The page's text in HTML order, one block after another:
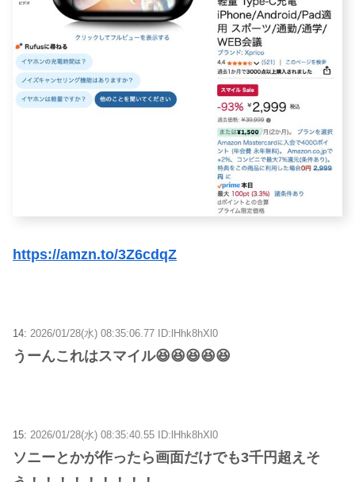
https://amzn.to/3Z6cdqZ
14: 2026/01/28(水) 08:35:06.77 ID:lHhk8hXl0
うーんこれはスマイル😆😆😆😆😆
15: 2026/01/28(水) 08:35:40.55 ID:lHhk8hXl0
ソニーとかが作ったら画面だけでも3千円超えそ